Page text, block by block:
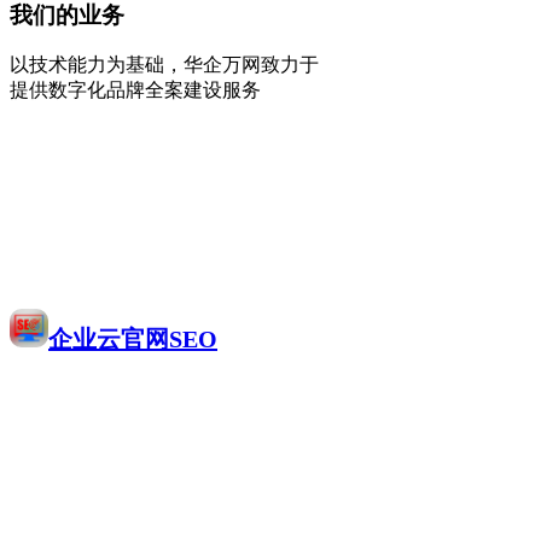
我们的业务
以技术能力为基础，华企万网致力于
提供数字化品牌全案建设服务
企业云官网SEO